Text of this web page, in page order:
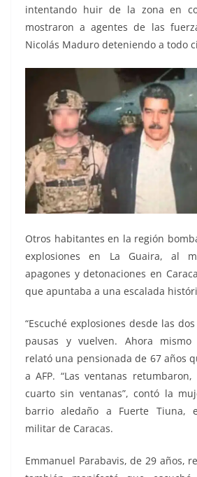
intentando huir de la zona en
mostraron a agentes de las
Nicolás Maduro deteniendo a todo
Otros habitantes en la región
explosiones en La Guaira, al
apagones y detonaciones en
que apuntaba a una escalada
“Escuché explosiones desde las
pausas y vuelven. Ahora mismo
relató una pensionada de 67 años
a AFP. “Las ventanas
cuarto sin ventanas”, contó la
barrio aledaño a Fuerte Tiuna,
militar de Caracas.
Emmanuel Parabavis, de 29 años,